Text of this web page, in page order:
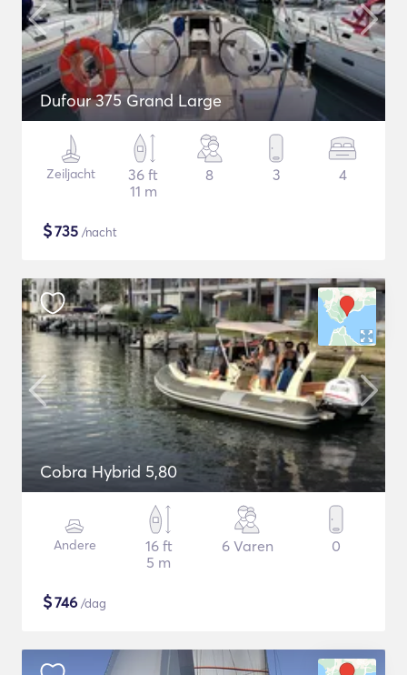
Dufour 375 Grand Large
Zeiljacht
36 ft
11 m
8 3 4
$735 /nacht
Cobra Hybrid 5,80
Andere
16 ft
5 m
6 Varen 0
$746 /dag